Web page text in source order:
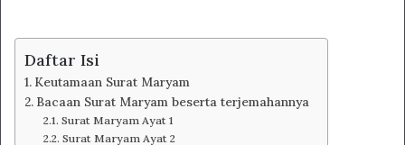
Daftar Isi
Keutamaan Surat Maryam
Bacaan Surat Maryam beserta terjemahannya
Surat Maryam Ayat 1
Surat Maryam Ayat 2